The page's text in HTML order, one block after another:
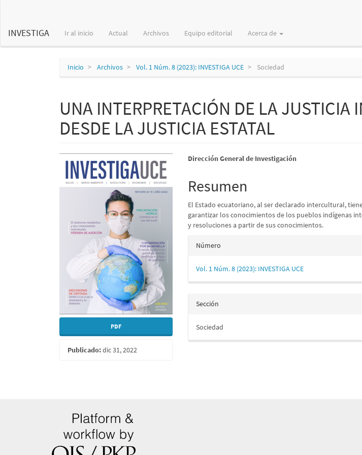
principal
INVESTIGA Ir al inicio Actual Archivos Equipo editorial Acerca de
Inicio Archivos Vol. 1 Núm. 8 (2023): INVESTIGA UCE Sociedad
UNA INTERPRETACIÓN DE LA JUSTICIA
DESDE LA JUSTICIA ESTATAL
Barra
lateral
artículo
PDF
Publicado:dic 31, 2022
Contenido
principal
del
artículo
Dirección General de Investigación
Resumen
El Estado ecuatoriano, al ser declarado intercultural,
garantizar los conocimientos de los pueblos indígenas
y resoluciones a partir de sus conocimientos.
Detalles
artículo
Número
Vol. 1 Núm. 8 (2023): INVESTIGA UCE
Sección
Sociedad